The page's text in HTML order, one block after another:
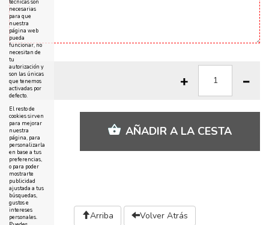
AÑADIR A LA CESTA
Arriba Volver Atrás
técnicas son
necesarias
para que
nuestra
página web
pueda
funcionar, no
necesitan de
tu
autorización y
son las únicas
que tenemos
activadas por
defecto.
El resto de
cookies sirven
para mejorar
nuestra
página, para
personalizarla
en base a tus
preferencias,
o para poder
mostrarte
publicidad
ajustada a tus
búsquedas,
gustos e
intereses
personales.